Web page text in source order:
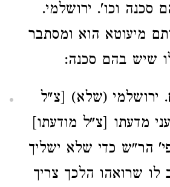
סכנה וכו'. ירושלמי.
מיעוטא הוא ומסתבר
שיש בהם סכנה:
. ירושלמי (שלא) [צ"ל
מדעתו [צ"ל מודעתו]
פי' הר"ש כדי שלא ישליך
לו שרואהו הלכך צריך